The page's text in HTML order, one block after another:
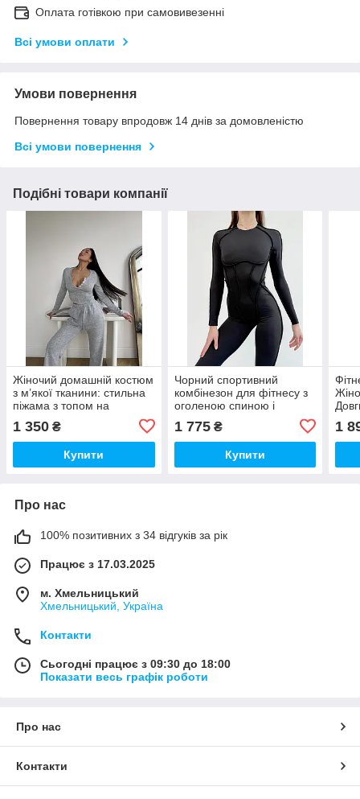
Оплата готівкою при самовивезенні
Всі умови оплати
Умови повернення
Повернення товару впродовж 14 днів за домовленістю
Всі умови повернення
Подібні товари компанії
Жіночий домашній костюм
з м’якої тканини: стильна
піжама з топом на
1 350 ₴
Купити
Чорний спортивний
комбінезон для фітнесу з
оголеною спиною і
1 775₴
Купити
для
1
Про нас
100% позитивних з 34 відгуків за рік
Працює з 17.03.2025
м. Хмельницький
Хмельницький, Україна
Контакти
Сьогодні працює з 09:30 до 18:00
Показати весь графік роботи
Про нас
Контакти